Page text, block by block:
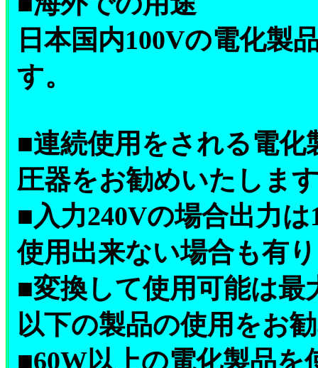
日本国内100Vの電化製
す。
■連続使用をされる電
圧器をお勧めいたしま
■入力240Vの場合出力
使用出来ない場合も有
■変換して使用可能は最
以下の製品の使用をお
■60W以上の電化製品